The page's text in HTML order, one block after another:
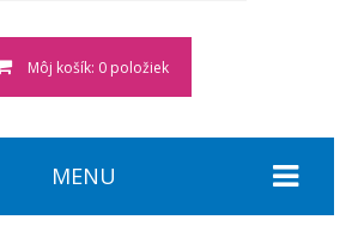
Môj košík: 0 položiek
MENU